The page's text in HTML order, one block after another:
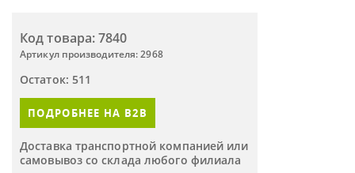
Код товара: 7840
Артикул производителя: 2968
Остаток: 511
ПОДРОБНЕЕ НА B2B
Доставка транспортной компанией или
самовывоз со склада любого филиала